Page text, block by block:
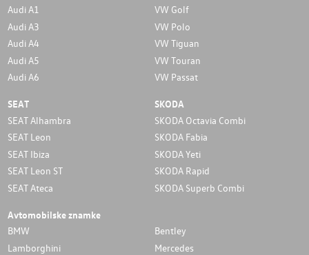
Audi A1
Audi A3
Audi A4
Audi A5
Audi A6
VW Golf
VW Polo
VW Tiguan
VW Touran
VW Passat
SEAT
SEAT Alhambra
SEAT Leon
SEAT Ibiza
SEAT Leon ST
SEAT Ateca
SKODA
SKODA Octavia Combi
SKODA Fabia
SKODA Yeti
SKODA Rapid
SKODA Superb Combi
Avtomobilske znamke
BMW
Bentley
Lamborghini
Mercedes